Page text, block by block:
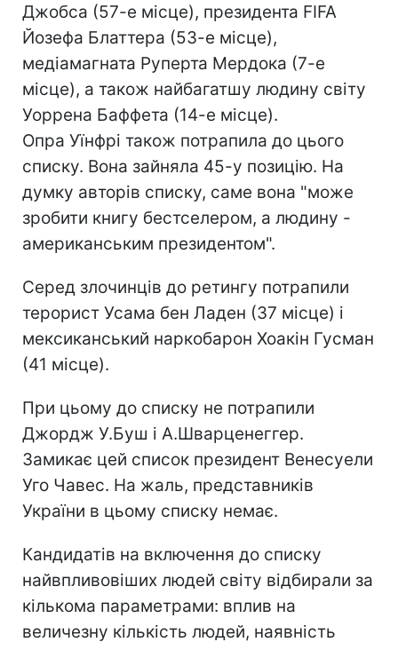
Джобса (57-е місце), президента FIFA
Йозефа Блаттера (53-е місце),
медіамагната Руперта Мердока (7-е
місце), а також найбагатшу людину світу
Уоррена Баффета (14-е місце).
Опра Уїнфрі також потрапила до цього
списку. Вона зайняла 45-у позицію. На
думку авторів списку, саме вона "може
зробити книгу бестселером, а людину -
американським президентом".
Серед злочинців до ретингу потрапили
терорист Усама бен Ладен (37 місце) і
мексиканський наркобарон Хоакін Гусман
(41 місце).
При цьому до списку не потрапили
Джордж У.Буш і А.Шварценеггер.
Замикає цей список президент Венесуели
Уго Чавес. На жаль, представників
України в цьому списку немає.
Кандидатів на включення до списку
найвпливовіших людей світу відбирали за
кількома параметрами: вплив на
величезну кількість людей, наявність